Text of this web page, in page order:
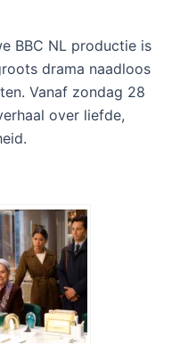
BBC NL productie is
drama naadloos
Vanaf zondag 28
over liefde,